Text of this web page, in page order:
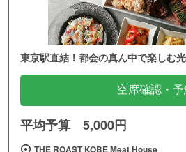
東京駅直結！都会の真ん中で楽しむ
空席確認・予
平均予算 5,000円
THE ROAST KOBE Meat House